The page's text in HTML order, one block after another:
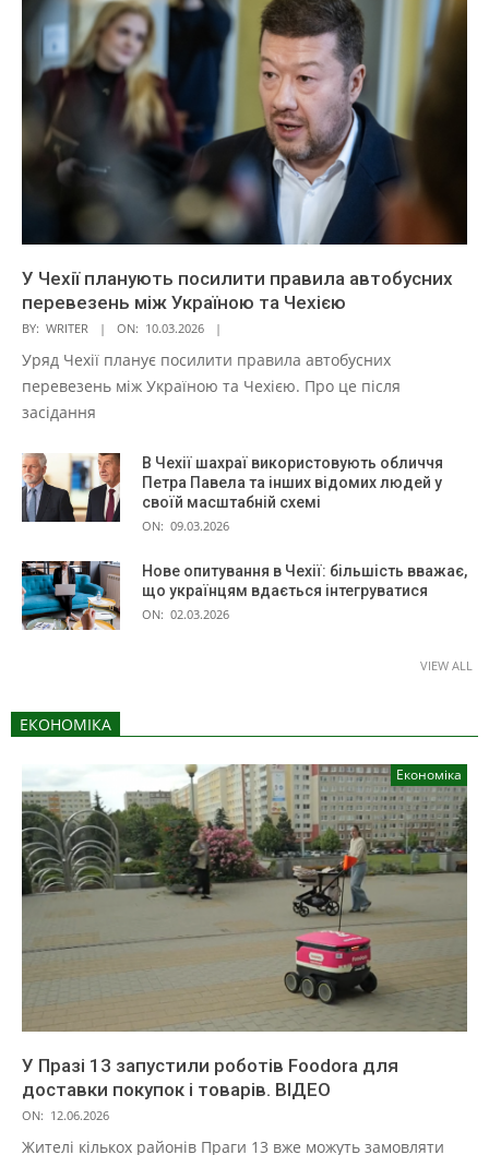
У Чехії планують посилити правила автобусних
перевезень між Україною та Чехією
BY: WRITER ON: 10.03.2026
Уряд Чехії планує посилити правила автобусних
перевезень між Україною та Чехією. Про це після
засідання
В Чехії шахраї використовують обличчя
Петра Павела та інших відомих людей у
своїй масштабній схемі
ON: 09.03.2026
Нове опитування в Чехії: більшість вважає,
що українцям вдається інтегруватися
ON: 02.03.2026
VIEW ALL
ЕКОНОМІКА
Економіка
У Празі 13 запустили роботів Foodora для
доставки покупок і товарів. ВІДЕО
ON: 12.06.2026
Жителі кількох районів Праги 13 вже можуть замовляти